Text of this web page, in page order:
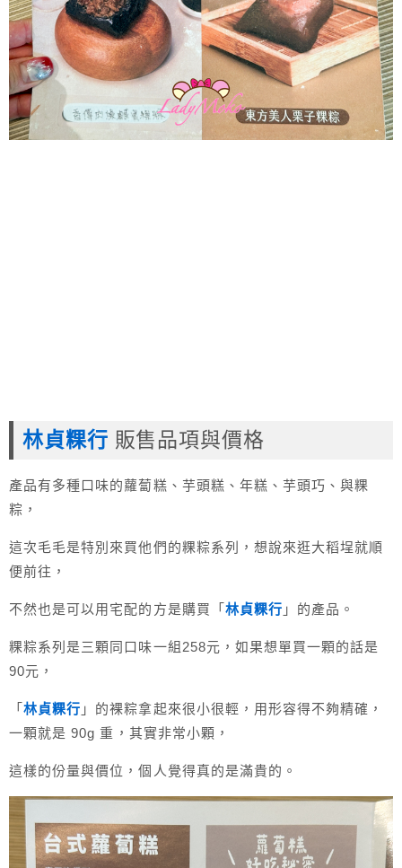
林貞粿行 販售品項與價格
產品有多種口味的蘿蔔糕、芋頭糕、年糕、芋頭巧、與粿
粽，
這次毛毛是特別來買他們的粿粽系列，想說來逛大稻埕就順
便前往，
不然也是可以用宅配的方是購買「 林貞粿行 」的產品。
粿粽系列是三顆同口味一組258元，如果想單買一顆的話是
90元，
「林貞粿行 」的裸粽拿起來很小很輕，用形容得不夠精確，
一顆就是 90g 重，其實非常小顆，
這樣的份量與價位，個人覺得真的是滿貴的。